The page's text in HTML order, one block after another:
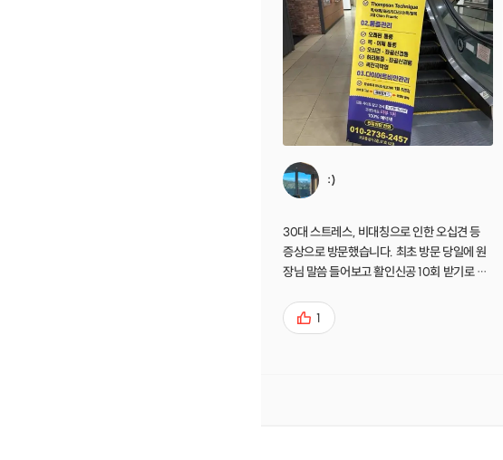
:)
30대 스트레스, 비대칭으로 인한 오십견 등
증상으로 방문했습니다. 최초 방문 당일에 원
장님 말씀 들어보고 활인신공 10회 받기로 했
자기 회복력을 가지고 있기 때문에 혈액과 림
프의 순환이 원활하면, 증상이 있는 부분이 빠
1